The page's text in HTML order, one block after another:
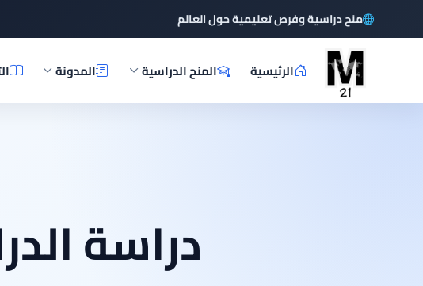
منح دراسية وفرص تعليمية حول العالم
الرئيسية المنح الدراسية المدونة
دراسة